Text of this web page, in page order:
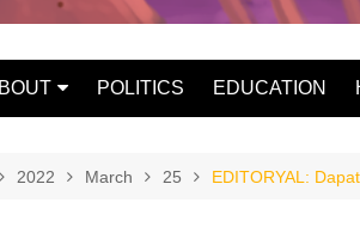
THE OWNER
POLITICS EDUCATION
2022 March 25 EDITORYAL: